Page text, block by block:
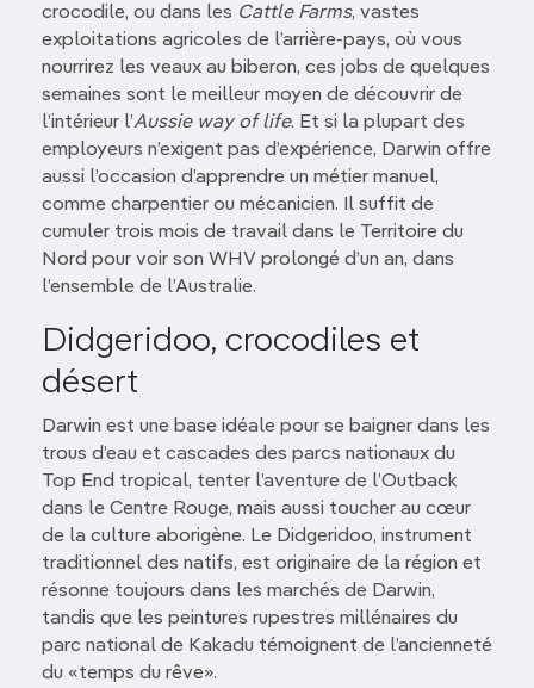
crocodile, ou dans les Cattle Farms, vastes
exploitations agricoles de l’arrière-pays, où vous
nourrirez les veaux au biberon, ces jobs de quelques
semaines sont le meilleur moyen de découvrir de
l’intérieur l’Aussie way of life. Et si la plupart des
employeurs n’exigent pas d’expérience, Darwin offre
aussi l’occasion d’apprendre un métier manuel,
comme charpentier ou mécanicien. Il suffit de
cumuler trois mois de travail dans le Territoire du
Nord pour voir son WHV prolongé d’un an, dans
l’ensemble de l’Australie.
Didgeridoo, crocodiles et
désert
Darwin est une base idéale pour se baigner dans les
trous d’eau et cascades des parcs nationaux du
Top End tropical, tenter l’aventure de l’Outback
dans le Centre Rouge, mais aussi toucher au cœur
de la culture aborigène. Le Didgeridoo, instrument
traditionnel des natifs, est originaire de la région et
résonne toujours dans les marchés de Darwin,
tandis que les peintures rupestres millénaires du
parc national de Kakadu témoignent de l’ancienneté
du «temps du rêve».